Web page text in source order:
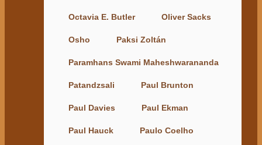
Octavia E. Butler Oliver Sacks
Osho Paksi Zoltán
Paramhans Swami Maheshwarananda
Patandzsali Paul Brunton
Paul Davies Paul Ekman
Paul Hauck Paulo Coelho